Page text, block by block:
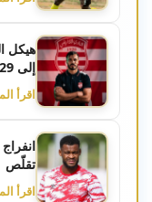
هيكل
إلى 2029
اقرأ
اقرأ